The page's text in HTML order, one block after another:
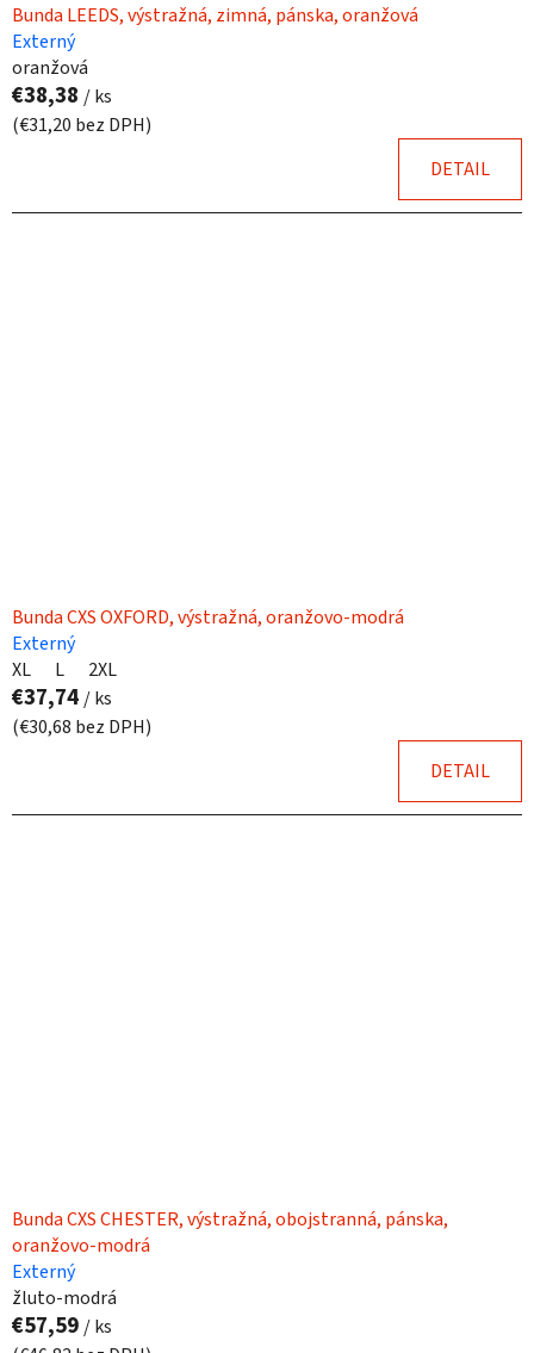
Bunda LEEDS, výstražná, zimná, pánska, oranžová
Externý
oranžová
€38,38 / ks
(€31,20 bez DPH)
DETAIL
Bunda CXS OXFORD, výstražná, oranžovo-modrá
Externý
XL
L 2XL
€37,74 / ks
(€30,68 bez DPH)
DETAIL
Bunda CXS CHESTER, výstražná, obojstranná, pánska,
oranžovo-modrá
Externý
žluto-modrá
€57,59 / ks